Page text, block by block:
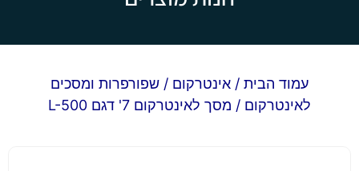
עמוד הבית / אינטרקום / שפורפרות ומסכים
לאינטרקום / מסך לאינטרקום 7' דגם L-500